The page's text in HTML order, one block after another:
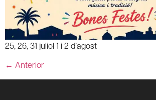
25, 26, 31 juliol 1 i 2 d’agost
← Anterior